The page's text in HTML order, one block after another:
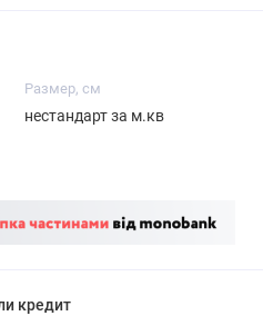
Размер, см
нестандарт за м.кв
кредит